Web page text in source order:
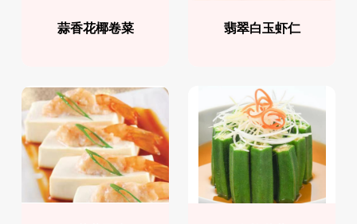
蒜香花椰卷菜 翡翠白玉虾仁